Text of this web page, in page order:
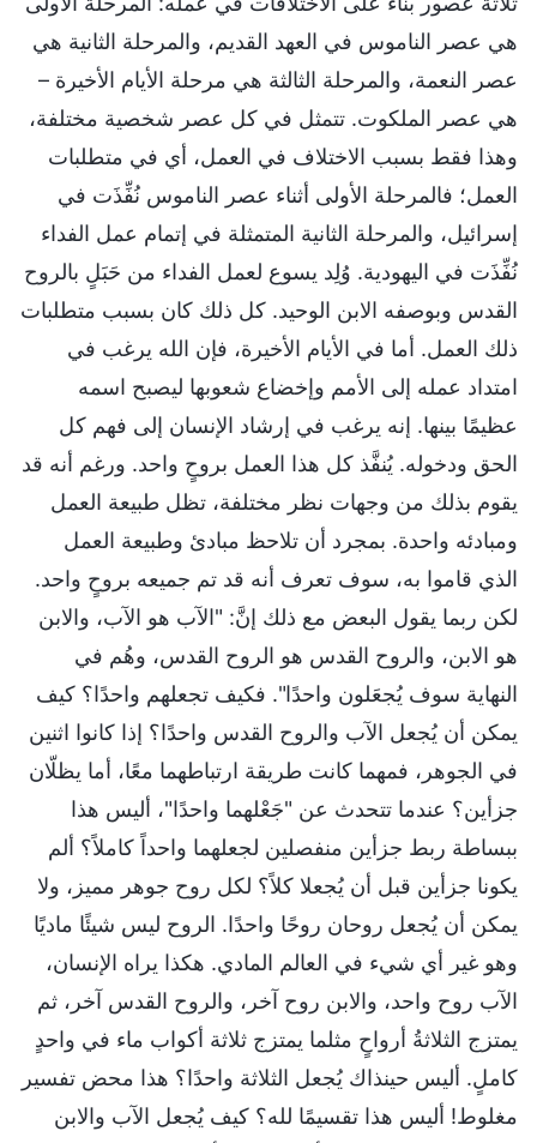
هي عصر الناموس في العهد القديم، والمرحلة الثانية هي
عصر النعمة، والمرحلة الثالثة هي مرحلة الأيام الأخيرة –
هي عصر الملكوت. تتمثل في كل عصر شخصية مختلفة،
وهذا فقط بسبب الاختلاف في العمل، أي في متطلبات
العمل؛ فالمرحلة الأولى أثناء عصر الناموس نُفِّذَت في
إسرائيل، والمرحلة الثانية المتمثلة في إتمام عمل الفداء
نُفِّذَت في اليهودية. وُلِد يسوع لعمل الفداء من حَبَلٍ بالروح
القدس وبوصفه الابن الوحيد. كل ذلك كان بسبب متطلبات
ذلك العمل. أما في الأيام الأخيرة، فإن الله يرغب في
امتداد عمله إلى الأمم وإخضاع شعوبها ليصبح اسمه
عظيمًا بينها. إنه يرغب في إرشاد الإنسان إلى فهم كل
الحق ودخوله. يُنفَّذ كل هذا العمل بروحٍ واحد. ورغم أنه قد
يقوم بذلك من وجهات نظر مختلفة، تظل طبيعة العمل
ومبادئه واحدة. بمجرد أن تلاحظ مبادئ وطبيعة العمل
الذي قاموا به، سوف تعرف أنه قد تم جميعه بروحٍ واحد.
لكن ربما يقول البعض مع ذلك إنَّ: "الآب هو الآب، والابن
هو الابن، والروح القدس هو الروح القدس، وهُم في
النهاية سوف يُجعَلون واحدًا". فكيف تجعلهم واحدًا؟ كيف
يمكن أن يُجعل الآب والروح القدس واحدًا؟ إذا كانوا اثنين
في الجوهر، فمهما كانت طريقة ارتباطهما معًا، أما يظلّان
جزأين؟ عندما تتحدث عن "جَعْلهما واحدًا"، أليس هذا
ببساطة ربط جزأين منفصلين لجعلهما واحداً كاملاً؟ ألم
يكونا جزأين قبل أن يُجعلا كلاً؟ لكل روح جوهر مميز، ولا
يمكن أن يُجعل روحان روحًا واحدًا. الروح ليس شيئًا ماديًا
وهو غير أي شيء في العالم المادي. هكذا يراه الإنسان،
الآب روح واحد، والابن روح آخر، والروح القدس آخر، ثم
يمتزج الثلاثةُ أرواحٍ مثلما يمتزج ثلاثة أكواب ماء في واحدٍ
كاملٍ. أليس حينذاك يُجعل الثلاثة واحدًا؟ هذا محض تفسير
مغلوط! أليس هذا تقسيمًا لله؟ كيف يُجعل الآب والابن